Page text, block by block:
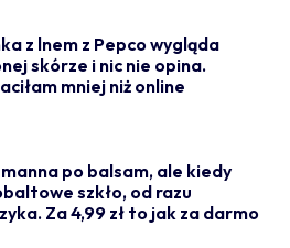
z lnem z Pepco wygląda
skórze i nic nie opina.
mniej niż online
po balsam, ale kiedy
szkło, od razu
Za 4,99 zł to jak za darmo